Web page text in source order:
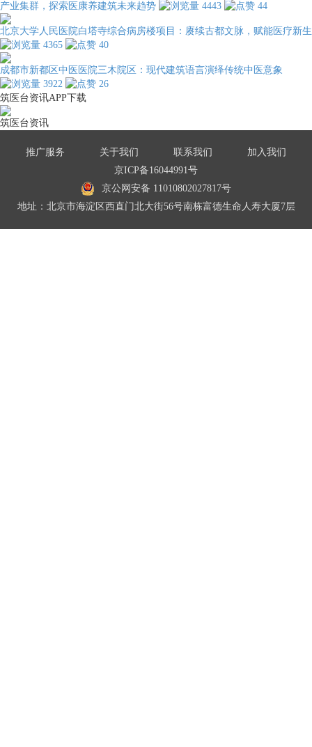
产业集群，探索医康养建筑未来趋势 4443 44
北京大学人民医院白塔寺综合病房楼项目：赓续古都文脉，赋能医疗新生
4365
40
成都市新都区中医医院三木院区：现代建筑语言演绎传统中医意象
3922
26
筑医台资讯APP下载
筑医台资讯
推广服务 关于我们 联系我们
加入我们
京ICP备16044991号
京公网安备 11010802027817号
地址：北京市海淀区西直门北大街56号南栋富德生命人寿大厦7层